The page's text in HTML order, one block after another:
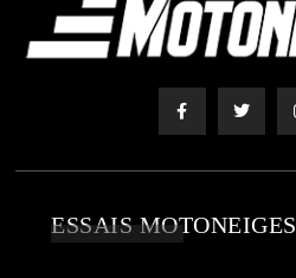
ESSAIS MOTONEIGES